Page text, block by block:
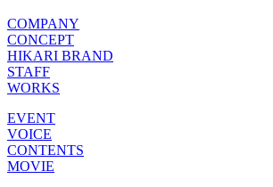
COMPANY
CONCEPT
HIKARI BRAND
STAFF
WORKS
EVENT
VOICE
CONTENTS
MOVIE